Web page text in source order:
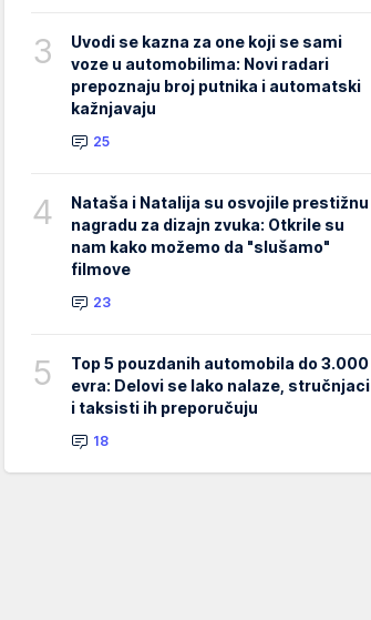
3
Uvodi se kazna za one koji se sami
voze u automobilima: Novi radari
prepoznaju broj putnika i automatski
kažnjavaju
25
4
Nataša i Natalija su osvojile prestižnu
nagradu za dizajn zvuka: Otkrile su
nam kako možemo da "slušamo"
filmove
23
5
Top 5 pouzdanih automobila do 3.000
evra: Delovi se lako nalaze, stručnjaci
i taksisti ih preporučuju
18